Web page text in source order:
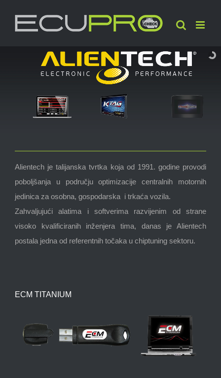
Alientech je talijanska tvrtka koja od 1991. godine provodi
poboljšanja u području optimizacije centralnih motornih
jedinica za osobna, gospodarska i trkaća vozila.
Zahvaljujući alatima i softverima razvijenim od strane
visoko kvalificiranih inženjera tima, danas je Alientech
postala jedna od referentnih točaka u chiptuning sektoru.
ECM TITANIUM